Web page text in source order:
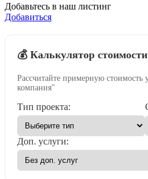
Добавьтесь в наш листинг
Добавиться
💰 Калькулятор стоимости
Рассчитайте примерную стоимость
компания"
Тип проекта:
Доп. услуги: